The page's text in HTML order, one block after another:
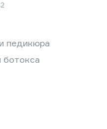
педикюра
ботокса